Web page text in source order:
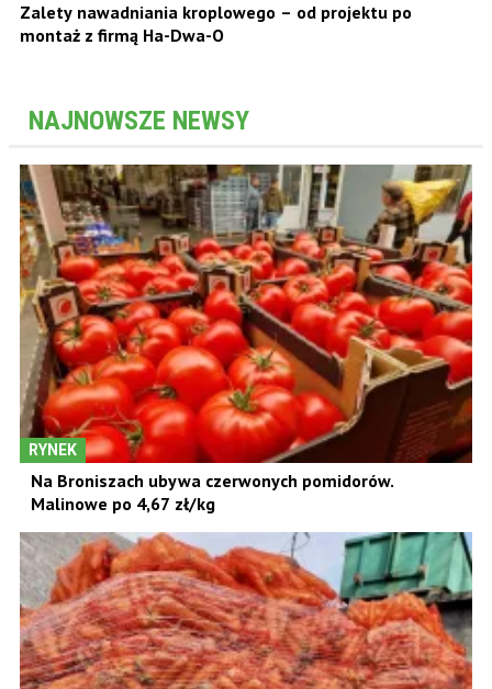
Zalety nawadniania kroplowego – od projektu po
montaż z firmą Ha-Dwa-O
NAJNOWSZE NEWSY
RYNEK
Na Broniszach ubywa czerwonych pomidorów.
Malinowe po 4,67 zł/kg